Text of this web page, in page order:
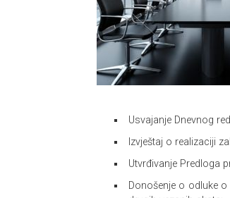
Usvajanje Dnevnog
Izvještaj o realizaciji
Utvrđivanje Predloga
Donošenje o odluke